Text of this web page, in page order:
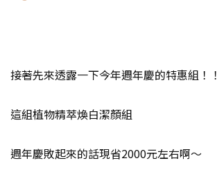
接著先來透露一下今年週年慶的特惠組！！
這組植物精萃煥白潔顏組
週年慶敗起來的話現省2000元左右啊～